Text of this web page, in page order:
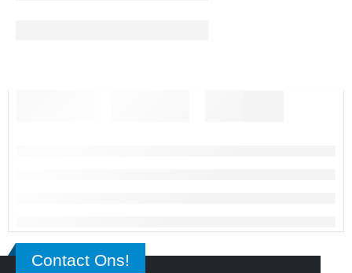
Contact Ons!